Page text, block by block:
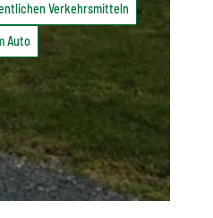
Verkehrsmitteln
Auto